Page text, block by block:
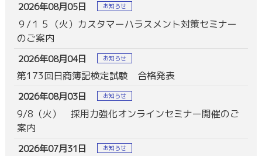
2026年08月05日 お知らせ
９/１５（火）カスタマーハラスメント対策セミナー
のご案内
2026年08月04日 お知らせ
第173回日商簿記検定試験 合格発表
2026年08月03日 お知らせ
9/8（火） 採用力強化オンラインセミナー開催のご
案内
2026年07月31日 お知らせ